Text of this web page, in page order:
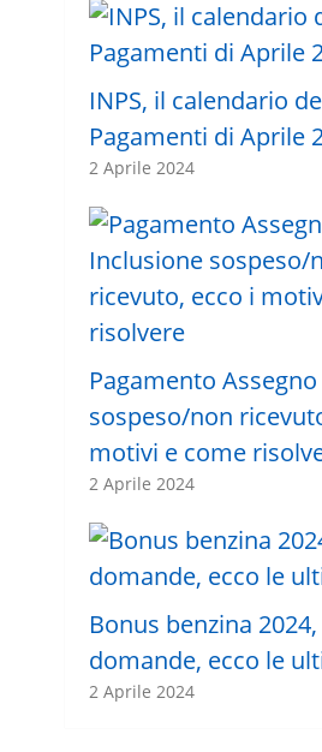
INPS, il calendario
Pagamenti di Aprile
2 Aprile 2024
Pagamento
sospeso/non
motivi e come
2 Aprile 2024
Bonus benzina
domande, ecco le
2 Aprile 2024